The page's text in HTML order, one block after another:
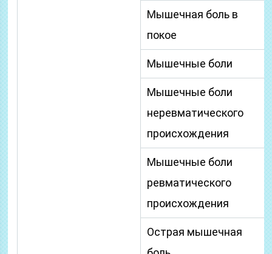
Мышечная боль в
покое
Мышечные боли
Мышечные боли
неревматического
происхождения
Мышечные боли
ревматического
происхождения
Острая мышечная